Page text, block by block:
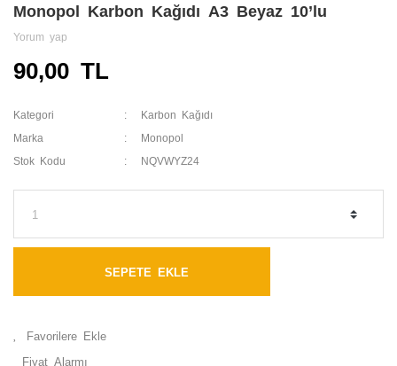
Monopol Karbon Kağıdı A3 Beyaz 10’lu
Yorum yap
90,00 TL
Kategori Karbon Kağıdı
Marka Monopol
Stok Kodu NQVWYZ24
SEPETE EKLE
Fiyat Alarmı